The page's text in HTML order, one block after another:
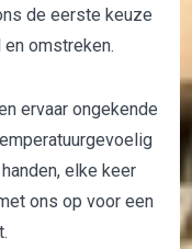
de eerste keuze
omstreken.
ervaar ongekende
elke keer
ons op voor een